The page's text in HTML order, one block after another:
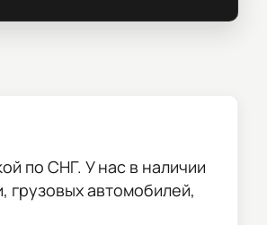
по СНГ. У нас в наличии
грузовых автомобилей,